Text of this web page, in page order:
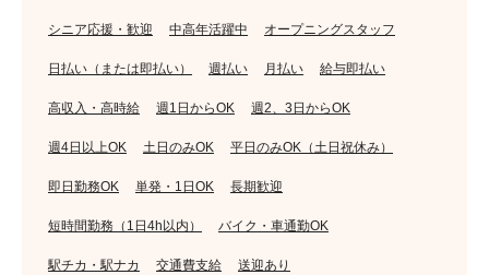
シニア応援・歓迎 中高年活躍中 オープニングスタッフ
日払い（または即払い） 週払い 月払い 給与即払い
高収入・高時給 週1日からOK 週2、3日からOK
週4日以上OK 土日のみOK 平日のみOK（土日祝休み）
即日勤務OK 単発・1日OK 長期歓迎
短時間勤務（1日4h以内） バイク・車通勤OK
駅チカ・駅ナカ 交通費支給 送迎あり